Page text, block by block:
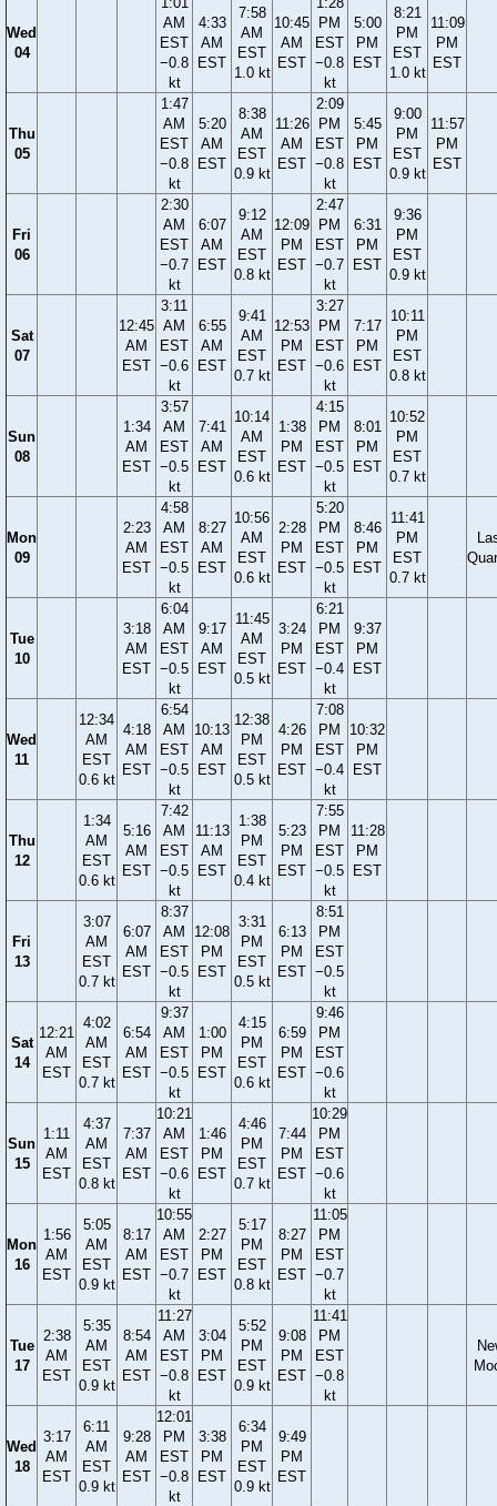
Wed
04
AM
EST
−0.8
kt
4:33
AM
EST
7:58
AM
EST
1.0 kt
10:45
AM
EST
PM
EST
−0.8
kt
5:00
PM
EST
8:21
PM
EST
1.0 kt
11:09
PM
EST
Thu
05
1:47
AM
EST
−0.8
kt
5:20
AM
EST
8:38
AM
EST
0.9 kt
11:26
AM
EST
2:09
PM
EST
−0.8
kt
5:45
PM
EST
9:00
PM
EST
0.9 kt
11:57
PM
EST
Fri
06
2:30
AM
EST
−0.7
kt
6:07
AM
EST
9:12
AM
EST
0.8 kt
12:09
PM
EST
2:47
PM
EST
−0.7
kt
6:31
PM
EST
9:36
PM
EST
0.9 kt
Sat
07
12:45
AM
EST
3:11
AM
EST
−0.6
kt
6:55
AM
EST
9:41
AM
EST
0.7 kt
12:53
PM
EST
3:27
PM
EST
−0.6
kt
7:17
PM
EST
10:11
PM
EST
0.8 kt
Sun
08
1:34
AM
EST
3:57
AM
EST
−0.5
kt
7:41
AM
EST
10:14
AM
EST
0.6 kt
1:38
PM
EST
4:15
PM
EST
−0.5
kt
8:01
PM
EST
10:52
PM
EST
0.7 kt
Mon
09
2:23
AM
EST
4:58
AM
EST
−0.5
kt
8:27
AM
EST
10:56
AM
EST
0.6 kt
2:28
PM
EST
5:20
PM
EST
−0.5
kt
8:46
PM
EST
11:41
PM
EST
0.7 kt
Tue
10
3:18
AM
EST
6:04
AM
EST
−0.5
kt
9:17
AM
EST
11:45
AM
EST
0.5 kt
3:24
PM
EST
6:21
PM
EST
−0.4
kt
9:37
PM
EST
Wed
11
12:34
AM
EST
0.6 kt
4:18
AM
EST
6:54
AM
EST
−0.5
kt
10:13
AM
EST
12:38
PM
EST
0.5 kt
4:26
PM
EST
7:08
PM
EST
−0.4
kt
10:32
PM
EST
Thu
12
1:34
AM
EST
0.6 kt
5:16
AM
EST
7:42
AM
EST
−0.5
kt
11:13
AM
EST
1:38
PM
EST
0.4 kt
5:23
PM
EST
7:55
PM
EST
−0.5
kt
11:28
PM
EST
Fri
13
3:07
AM
EST
0.7 kt
6:07
AM
EST
8:37
AM
EST
−0.5
kt
12:08
PM
EST
3:31
PM
EST
0.5 kt
6:13
PM
EST
8:51
PM
EST
−0.5
kt
Sat
14
12:21
AM
EST
4:02
AM
EST
0.7 kt
6:54
AM
EST
9:37
AM
EST
−0.5
kt
1:00
PM
EST
4:15
PM
EST
0.6 kt
6:59
PM
EST
9:46
PM
EST
−0.6
kt
Sun
15
1:11
AM
EST
4:37
AM
EST
0.8 kt
7:37
AM
EST
10:21
AM
EST
−0.6
kt
1:46
PM
EST
4:46
PM
EST
0.7 kt
7:44
PM
EST
10:29
PM
EST
−0.6
kt
Mon
16
1:56
AM
EST
5:05
AM
EST
0.9 kt
8:17
AM
EST
10:55
AM
EST
−0.7
kt
2:27
PM
EST
5:17
PM
EST
0.8 kt
8:27
PM
EST
11:05
PM
EST
−0.7
kt
Tue
17
2:38
AM
EST
5:35
AM
EST
0.9 kt
8:54
AM
EST
11:27
AM
EST
−0.8
kt
3:04
PM
EST
5:52
PM
EST
0.9 kt
9:08
PM
EST
11:41
PM
EST
−0.8
kt
Wed
18
3:17
AM
EST
6:11
AM
EST
0.9 kt
9:28
AM
EST
12:01
PM
EST
−0.8
kt
3:38
PM
EST
6:34
PM
EST
0.9 kt
9:49
PM
EST